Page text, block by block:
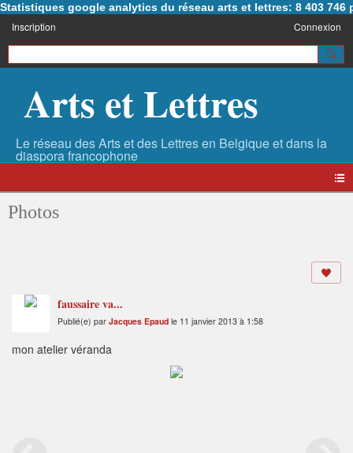
Statistiques google analytics du réseau arts et lettres: 8 403 746
Inscription Connexion
Arts et Lettres
Photos
faussaire va...
Publié(e) par Jacques Epaud le 11 janvier 2013 à 1:58
mon atelier véranda